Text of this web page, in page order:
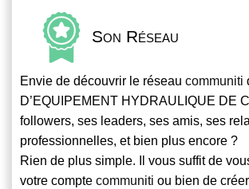
Son Réseau
Envie de découvrir le réseau communiti
D’EQUIPEMENT HYDRAULIQUE DE
followers, ses leaders, ses amis, ses
professionnelles, et bien plus encore ?
Rien de plus simple. Il vous suffit de
votre compte communiti ou bien de